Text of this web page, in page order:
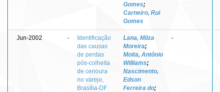
Gomes;
Carneiro, Rui
Gomes
Jun-2002 -
Identificação
das causas
de perdas
pós-colheita
de cenoura
no varejo,
Brasília-DF
Lana, Milza
Moreira;
Moita, Antônio
Williams;
Nascimento,
Edson
Ferreira do;
-